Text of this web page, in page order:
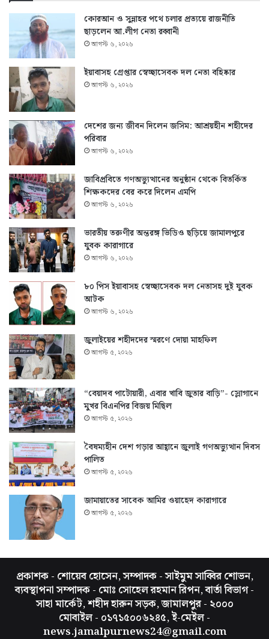
কোরআন ও সুন্নাহর পথে চলার প্রত্যয়ে রাজনীতি
ছাড়লেন আ.লীগ নেতা রব্বানী
আগস্ট ৬, ২০২৬
ইয়াবাসহ গ্রেপ্তার স্বেচ্ছাসেবক দল নেতা বহিষ্কার
আগস্ট ৬, ২০২৬
দেশের জন্য জীবন দিলেন জসিম: আশ্রয়হীন শহীদের
পরিবার
আগস্ট ৬, ২০২৬
জাবিপ্রবিতে গণঅভ্যুত্থানের অনুষ্ঠান থেকে বিতর্কিত
শিক্ষকদের বের করে দিলেন এমপি
আগস্ট ৬, ২০২৬
ভারতীয় তরুণীর অন্তরঙ্গ ভিডিও ছড়িয়ে জামালপুরে
যুবক কারাগারে
আগস্ট ৬, ২০২৬
৮০ পিস ইয়াবাসহ স্বেচ্ছাসেবক দল নেতাসহ দুই যুবক
আটক
আগস্ট ৬, ২০২৬
জুলাইয়ের শহীদদের স্মরণে দোয়া মাহফিল
আগস্ট ৫, ২০২৬
“বেয়াদব পাটোয়ারী, এবার খাবি জুতার বাড়ি”- স্লোগানে
মুখর বিএনপির বিজয় মিছিল
আগস্ট ৫, ২০২৬
বৈষম্যহীন দেশ গড়ার আহ্বানে জুলাই গণঅভ্যুত্থান দিবস
পালিত
আগস্ট ৫, ২০২৬
জামায়াতের সাবেক আমির ওয়াহেদ কারাগারে
আগস্ট ৫, ২০২৬
প্রকাশক - শোয়েব হোসেন, সম্পাদক - সাইমুম সাব্বির শোভন,
ব্যবস্থাপনা সম্পাদক - মোঃ সোহেল রহমান রিপন, বার্তা বিভাগ -
সাহা মার্কেট, শহীদ হারুন সড়ক, জামালপুর - ২০০০
মোবাইল - ০১৭১৫০০৬২৪৫, ই-মেইল -
news.jamalpurnews24@gmail.com